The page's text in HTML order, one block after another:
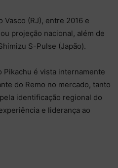
(RJ), entre 2016 e
projeção nacional, além de
S-Pulse (Japão).
Pikachu é vista internamente
do Remo no mercado, tanto
identificação regional do
e liderança ao